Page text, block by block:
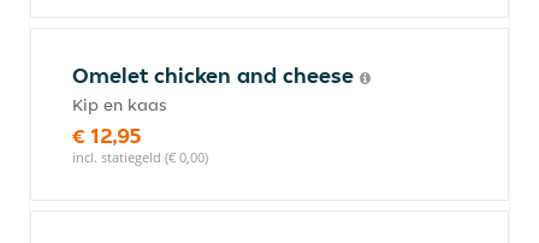
Omelet chicken and cheese
Kip en kaas
€ 12,95
incl. statiegeld (€ 0,00)